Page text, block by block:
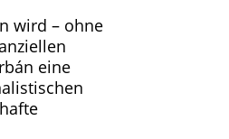
wird – ohne
eine